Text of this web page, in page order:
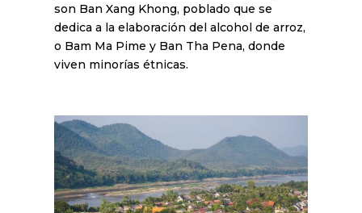
son Ban Xang Khong, poblado que se
dedica a la elaboración del alcohol de arroz,
o Bam Ma Pime y Ban Tha Pena, donde
viven minorías étnicas.